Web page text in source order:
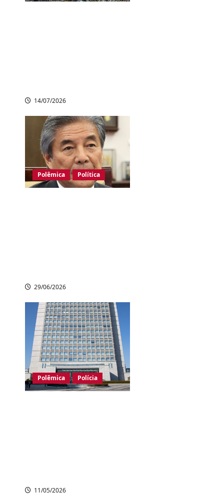
14/07/2026
Polêmica Política
29/06/2026
Polêmica Polícia
11/05/2026